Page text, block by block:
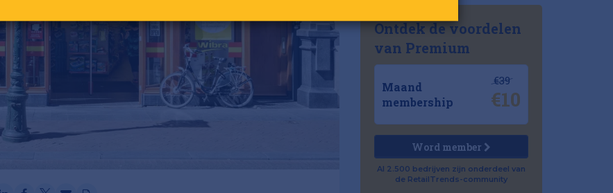
Ontdek de voordelen
van Premium
Maand
membership
€39
€10
Word member
Al 2.500 bedrijven zijn onderdeel van
de RetailTrends-community